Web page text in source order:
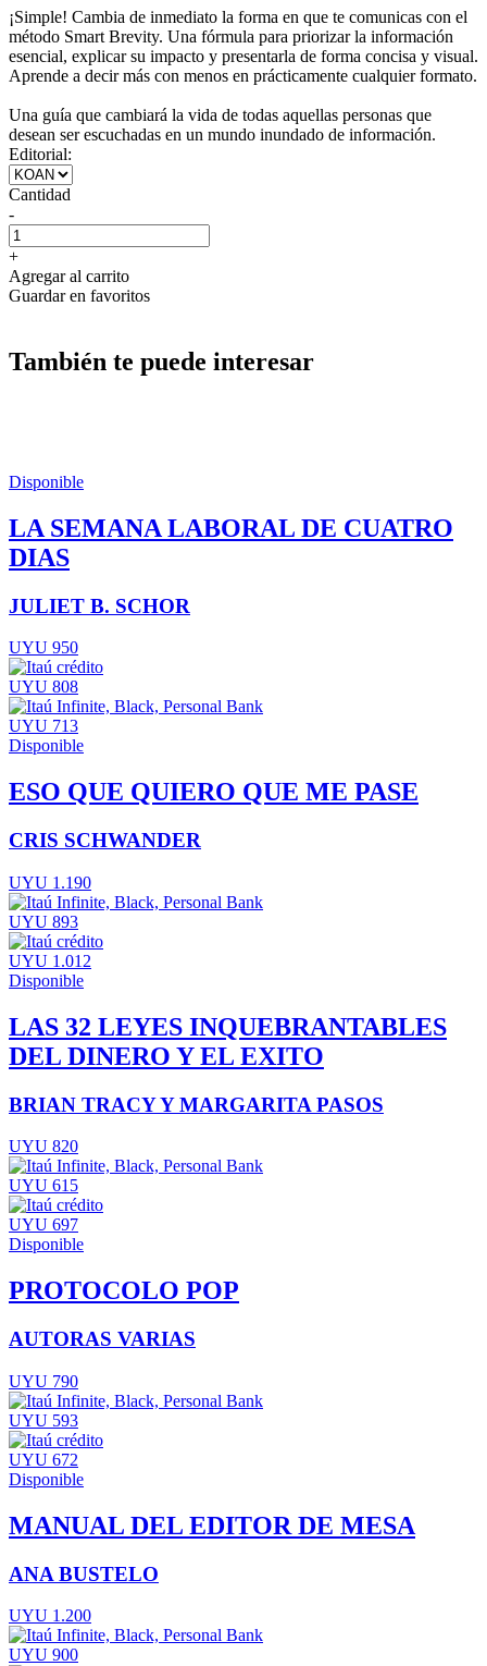
¡Simple! Cambia de inmediato la forma en que te comunicas con el
método Smart Brevity. Una fórmula para priorizar la información
esencial, explicar su impacto y presentarla de forma concisa y visual.
Aprende a decir más con menos en prácticamente cualquier formato.
Una guía que cambiará la vida de todas aquellas personas que
desean ser escuchadas en un mundo inundado de información.
Editorial:
Cantidad
-
+
Agregar al carrito
Guardar en favoritos
También te puede interesar
Disponible
LA SEMANA LABORAL DE CUATRO
DIAS
JULIET B. SCHOR
UYU 950
UYU 808
UYU 713
Disponible
ESO QUE QUIERO QUE ME PASE
CRIS SCHWANDER
UYU 1.190
UYU 893
UYU 1.012
Disponible
LAS 32 LEYES INQUEBRANTABLES
DEL DINERO Y EL EXITO
BRIAN TRACY Y MARGARITA PASOS
UYU 820
UYU 615
UYU 697
Disponible
PROTOCOLO POP
AUTORAS VARIAS
UYU 790
UYU 593
UYU 672
Disponible
MANUAL DEL EDITOR DE MESA
ANA BUSTELO
UYU 1.200
UYU 900